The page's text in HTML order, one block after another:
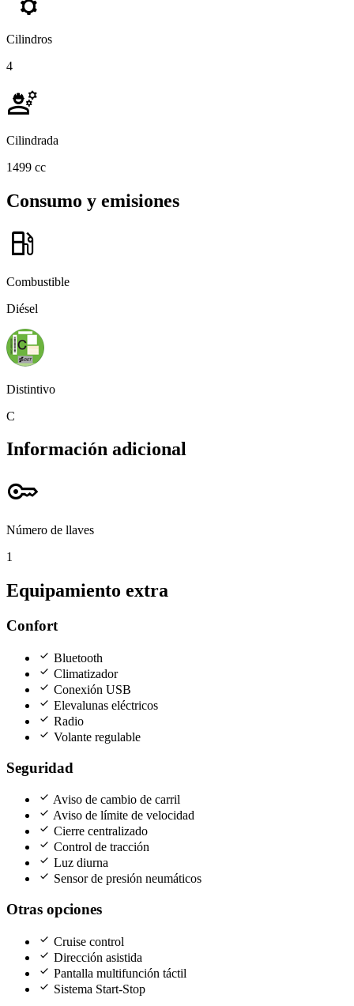
Cilindros
4
engineering
Cilindrada
1499 cc
Consumo y emisiones
local_gas_station
Combustible
Diésel
Distintivo
C
Información adicional
key
Número de llaves
1
Equipamiento extra
Confort
check Bluetooth
check Climatizador
check Conexión USB
check Elevalunas eléctricos
check Radio
check Volante regulable
Seguridad
check Aviso de cambio de carril
check Aviso de límite de velocidad
check Cierre centralizado
check Control de tracción
check Luz diurna
check Sensor de presión neumáticos
Otras opciones
check Cruise control
check Dirección asistida
check Pantalla multifunción táctil
check Sistema Start-Stop